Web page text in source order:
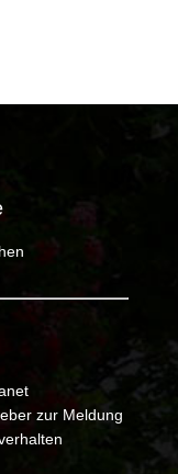
zur Meldung